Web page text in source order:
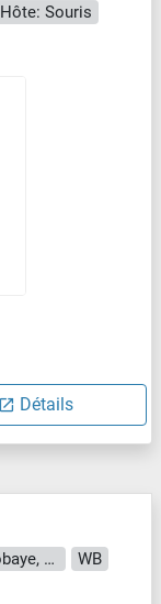
Hôte: Souris
Détails
Reactivité: Humain, Souris, Rat, Cobaye, Singe
WB